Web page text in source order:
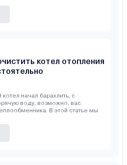
котел отопления
начал барахлить, с
воду, возможно, вас
В этой статье мы